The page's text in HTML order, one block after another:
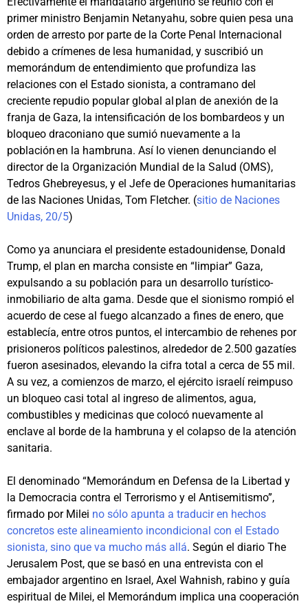
primer ministro Benjamin Netanyahu, sobre quien pesa una
orden de arresto por parte de la Corte Penal Internacional
debido a crímenes de lesa humanidad, y suscribió un
memorándum de entendimiento que profundiza las
relaciones con el Estado sionista, a contramano del
creciente repudio popular global al plan de anexión de la
franja de Gaza, la intensificación de los bombardeos y un
bloqueo draconiano que sumió nuevamente a la
población en la hambruna. Así lo vienen denunciando el
director de la Organización Mundial de la Salud (OMS),
Tedros Ghebreyesus, y el Jefe de Operaciones humanitarias
de las Naciones Unidas, Tom Fletcher. (sitio de Naciones
Unidas, 20/5)
Como ya anunciara el presidente estadounidense, Donald
Trump, el plan en marcha consiste en “limpiar” Gaza,
expulsando a su población para un desarrollo turístico-
inmobiliario de alta gama. Desde que el sionismo rompió el
acuerdo de cese al fuego alcanzado a fines de enero, que
establecía, entre otros puntos, el intercambio de rehenes por
prisioneros políticos palestinos, alrededor de 2.500 gazatíes
fueron asesinados, elevando la cifra total a cerca de 55 mil.
A su vez, a comienzos de marzo, el ejército israelí reimpuso
un bloqueo casi total al ingreso de alimentos, agua,
combustibles y medicinas que colocó nuevamente al
enclave al borde de la hambruna y el colapso de la atención
sanitaria.
El denominado “Memorándum en Defensa de la Libertad y
la Democracia contra el Terrorismo y el Antisemitismo”,
firmado por Milei no sólo apunta a traducir en hechos
concretos este alineamiento incondicional con el Estado
sionista, sino que va mucho más allá. Según el diario The
Jerusalem Post, que se basó en una entrevista con el
embajador argentino en Israel, Axel Wahnish, rabino y guía
espiritual de Milei, el Memorándum implica una cooperación